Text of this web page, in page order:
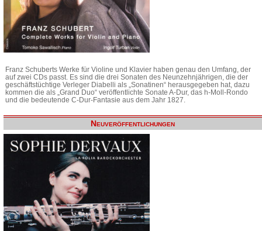
Franz Schuberts Werke für Violine und Klavier haben genau den Umfang, der
auf zwei CDs passt. Es sind die drei Sonaten des Neunzehnjährigen, die der
geschäftstüchtige Verleger Diabelli als „Sonatinen“ herausgegeben hat, dazu
kommen die als „Grand Duo“ veröffentlichte Sonate A-Dur, das h-Moll-Rondo
und die bedeutende C-Dur-Fantasie aus dem Jahr 1827.
Neuveröffentlichungen